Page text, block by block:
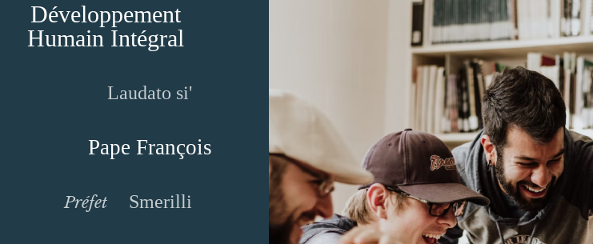
Développement
Humain Intégral
Laudato si'
Pape François
Préfet Smerilli